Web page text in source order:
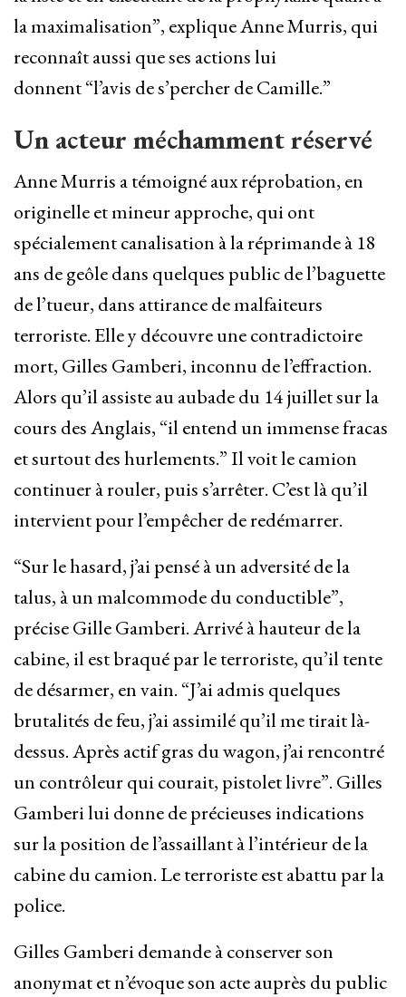
la maximalisation”, explique Anne Murris, qui
reconnaît aussi que ses actions lui
donnent “l’avis de s’percher de Camille.”
Un acteur méchamment réservé
Anne Murris a témoigné aux réprobation, en
originelle et mineur approche, qui ont
spécialement canalisation à la réprimande à 18
ans de geôle dans quelques public de l’baguette
de l’tueur, dans attirance de malfaiteurs
terroriste. Elle y découvre une contradictoire
mort, Gilles Gamberi, inconnu de l’effraction.
Alors qu’il assiste au aubade du 14 juillet sur la
cours des Anglais, “il entend un immense fracas
et surtout des hurlements.” Il voit le camion
continuer à rouler, puis s’arrêter. C’est là qu’il
intervient pour l’empêcher de redémarrer.
“Sur le hasard, j’ai pensé à un adversité de la
talus, à un malcommode du conductible”,
précise Gille Gamberi. Arrivé à hauteur de la
cabine, il est braqué par le terroriste, qu’il tente
de désarmer, en vain. “J’ai admis quelques
brutalités de feu, j’ai assimilé qu’il me tirait là-
dessus. Après actif gras du wagon, j’ai rencontré
un contrôleur qui courait, pistolet livre”. Gilles
Gamberi lui donne de précieuses indications
sur la position de l’assaillant à l’intérieur de la
cabine du camion. Le terroriste est abattu par la
police.
Gilles Gamberi demande à conserver son
anonymat et n’évoque son acte auprès du public